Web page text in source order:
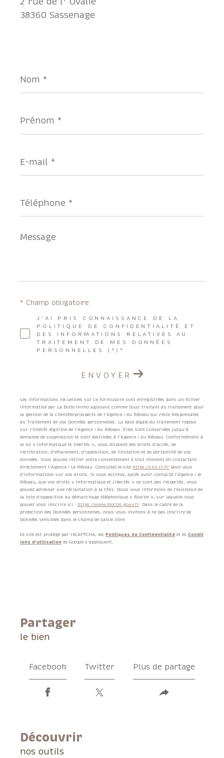
38360 Sassenage
*
*
mail
*
*
Message
J'AI PRIS CONNAISSANCE DE LA
POLITIQUE DE CONFIDENTIALITÉ ET
DES INFORMATIONS RELATIVES AU
TRAITEMENT DE MES DONNÉES
PERSONNELLES (*)*
* Champ obligatoire
ENVOYER
Les informations recueillies sur ce formulaire sont enregistrées dans un fichier
informatisé par La Boite Immo agissant comme Sous-traitant du traitement pour
la gestion de la clientèle/prospects de l'Agence / du Réseau qui reste Responsable
du Traitement de vos Données personnelles. La base légale du traitement repose
sur l'intérêt légitime de l'Agence / du Réseau. Elles sont conservées jusqu'à
demande de suppression et sont destinées à l'Agence / au Réseau. Conformément à
la loi « informatique et libertés », vous disposez des droits d’accès, de
rectification, d’effacement, d’opposition, de limitation et de portabilité de vos
données. Vous pouvez retirer votre consentement à tout moment en contactant
directement l’Agence / Le Réseau. Consultez le site https://cnil.fr/fr pour plus
d’informations sur vos droits. Si vous estimez, après avoir contacté l'Agence / le
Réseau, que vos droits « Informatique et Libertés » ne sont pas respectés, vous
pouvez adresser une réclamation à la CNIL. Nous vous informons de l’existence de
la liste d'opposition au démarchage téléphonique « Bloctel », sur laquelle vous
pouvez vous inscrire ici : https://www.bloctel.gouv.fr. Dans le cadre de la
protection des Données personnelles, nous vous invitons à ne pas inscrire de
Données sensibles dans le champ de saisie libre.
Ce site est protégé par reCAPTCHA, les Politiques de Confidentialité et es Condit
ions d'utilisation de Google s'appliquent.
partager
le bien
Facebook Twitter Plus de partage
découvrir
nos outils